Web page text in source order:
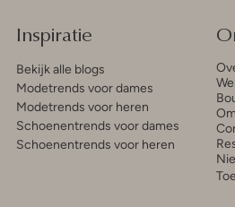
Inspiratie
Bekijk alle blogs
Modetrends voor dames
Modetrends voor heren
Schoenentrends voor dames
Schoenentrends voor heren